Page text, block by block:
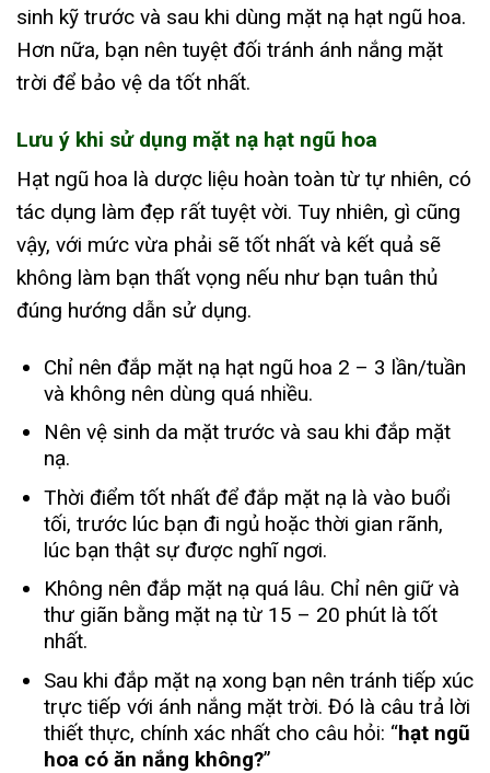
sinh kỹ trước và sau khi dùng mặt nạ hạt ngũ hoa.
Hơn nữa, bạn nên tuyệt đối tránh ánh nắng mặt
trời để bảo vệ da tốt nhất.
Lưu ý khi sử dụng mặt nạ hạt ngũ hoa
Hạt ngũ hoa là dược liệu hoàn toàn từ tự nhiên, có
tác dụng làm đẹp rất tuyệt vời. Tuy nhiên, gì cũng
vậy, với mức vừa phải sẽ tốt nhất và kết quả sẽ
không làm bạn thất vọng nếu như bạn tuân thủ
đúng hướng dẫn sử dụng.
Chỉ nên đắp mặt nạ hạt ngũ hoa 2 – 3 lần/tuần
và không nên dùng quá nhiều.
Nên vệ sinh da mặt trước và sau khi đắp mặt
nạ.
Thời điểm tốt nhất để đắp mặt nạ là vào buổi
tối, trước lúc bạn đi ngủ hoặc thời gian rãnh,
lúc bạn thật sự được nghĩ ngơi.
Không nên đắp mặt nạ quá lâu. Chỉ nên giữ và
thư giãn bằng mặt nạ từ 15 – 20 phút là tốt
nhất.
Sau khi đắp mặt nạ xong bạn nên tránh tiếp xúc
trực tiếp với ánh nắng mặt trời. Đó là câu trả lời
thiết thực, chính xác nhất cho câu hỏi: “hạt ngũ
hoa có ăn nắng không?”